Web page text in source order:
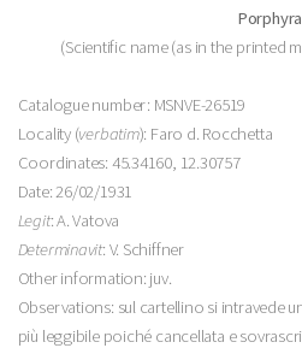
Porphyra
(Scientific name (as in the printed
Catalogue number: MSNVE-26519
Locality (verbatim): Faro d. Rocchetta
Coordinates: 45.34160, 12.30757
Date: 26/02/1931
Legit: A. Vatova
Determinavit: V. Schiffner
Other information: juv.
Observations: sul cartellino si intravede
più leggibile poiché cancellata e